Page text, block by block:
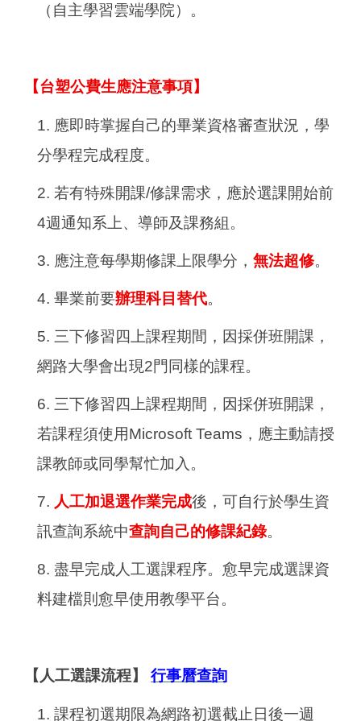
（自主學習雲端學院）。
【台塑公費生應注意事項】
1. 應即時掌握自己的畢業資格審查狀況，學
分學程完成程度。
2. 若有特殊開課/修課需求，應於選課開始前
4週通知系上、導師及課務組。
3. 應注意每學期修課上限學分， 無法超修。
4. 畢業前要辦理科目替代。
5. 三下修習四上課程期間，因採併班開課，
網路大學會出現2門同樣的課程。
6. 三下修習四上課程期間，因採併班開課，
若課程須使用Microsoft Teams，應主動請授
課教師或同學幫忙加入。
7. 人工加退選作業完成後，可自行於學生資
訊查詢系統中查詢自己的修課紀錄。
8. 盡早完成人工選課程序。愈早完成選課資
料建檔則愈早使用教學平台。
【人工選課流程】 行事曆查詢
1. 課程初選期限為網路初選截止日後一週